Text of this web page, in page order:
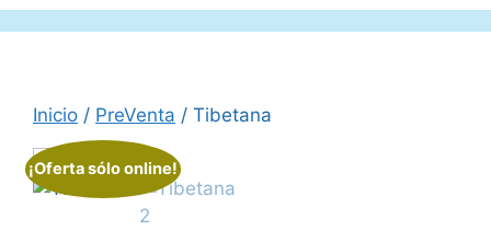
Inicio / PreVenta / Tibetana
¡Oferta sólo online!